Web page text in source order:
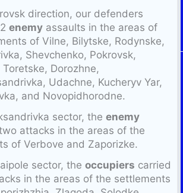
direction, our defenders
enemyassaults in the areas of
of Vilne, Bilytske, Rodynske,
Shevchenko, Pokrovsk,
Dorozhne,
Udachne, Kucheryv Yar,
and Novopidhorodne.
sector, the enemy
attacks in the areas of the
of Verbove and Zaporizke.
sector, the occupiers carried
in the areas of the settlements